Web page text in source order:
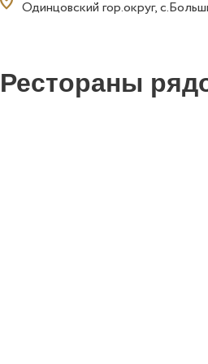
Одинцовский гор.округ,
Рестораны